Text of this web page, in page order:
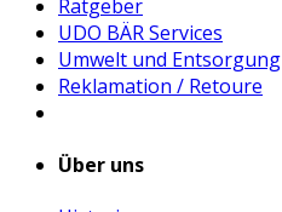
Ratgeber
UDO BÄR Services
Umwelt und Entsorgung
Reklamation / Retoure
Über uns